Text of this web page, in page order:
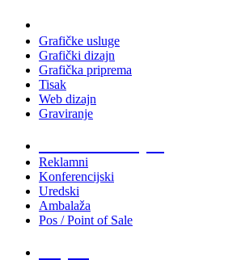
Grafičke usluge
Grafički dizajn
Grafička priprema
Tisak
Web dizajn
Graviranje
Reklamni
Konferencijski
Uredski
Ambalaža
Pos / Point of Sale